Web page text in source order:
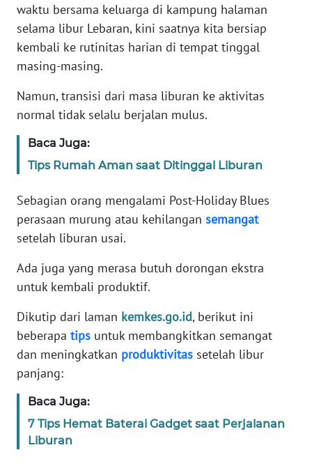
waktu bersama keluarga di kampung halaman
selama libur Lebaran, kini saatnya kita bersiap
kembali ke rutinitas harian di tempat tinggal
masing-masing.
Namun, transisi dari masa liburan ke aktivitas
normal tidak selalu berjalan mulus.
Baca Juga:
Tips Rumah Aman saat Ditinggal Liburan
Sebagian orang mengalami Post-Holiday Blues
perasaan murung atau kehilangan semangat
setelah liburan usai.
Ada juga yang merasa butuh dorongan ekstra
untuk kembali produktif.
Dikutip dari laman kemkes.go.id, berikut ini
beberapa tips untuk membangkitkan semangat
dan meningkatkan produktivitas setelah libur
panjang:
Baca Juga:
7 Tips Hemat Baterai Gadget saat Perjalanan
Liburan
EDITORIAL
Informasi
INDEKS
KONTAK
KAMI
INFO
IKLAN
KAMI
MEDIA
SIBER
REDAKSI
KARIR
DISCLAIMER